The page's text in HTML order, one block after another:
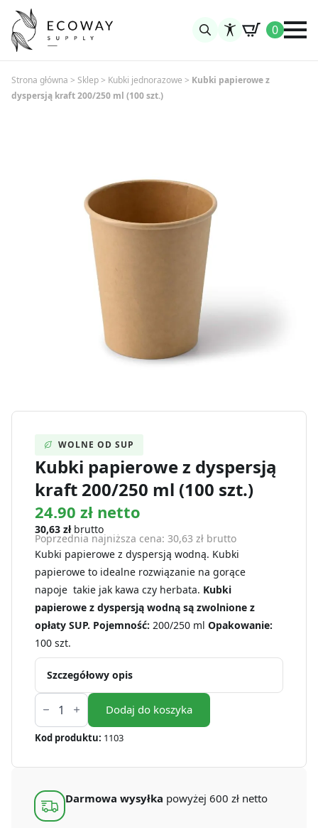
0
Strona główna > Sklep> Kubki jednorazowe > Kubki papierowe z
dyspersją kraft 200/250 ml (100 szt.)
WOLNE OD SUP
Kubki papierowe z dyspersją
kraft 200/250 ml (100 szt.)
24.90 zł netto
30,63 złbrutto
Poprzednia najniższa cena: 30,63 zł brutto
Kubki papierowe z dyspersją wodną. Kubki
papierowe to idealne rozwiązanie na gorące
napoje takie jak kawa czy herbata. Kubki
papierowe z dyspersją wodną są zwolnione z
opłaty SUP. Pojemność: 200/250 ml Opakowanie:
100 szt.
Szczegółowy opis
ilość
Kubki
papierowe
z
dyspersją
200/250
(100
szt.)
Dodaj do koszyka
Kod produktu: 1103
Darmowa wysyłka powyżej 600 zł netto